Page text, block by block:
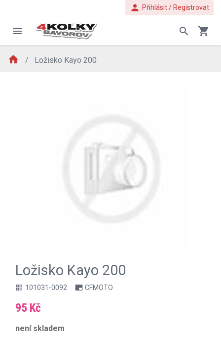
person Přihlásit / Registrovat
menu search shopping_cart
home Ložisko Kayo 200
Ložisko Kayo 200
qr_code 101031-0092 branding_watermark CFMOTO
95 Kč
není skladem